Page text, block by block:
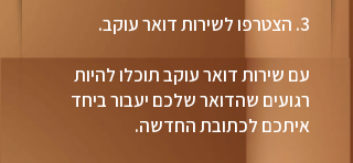
3. הצטרפו לשירות דואר עוקב.
עם שירות דואר עוקב תוכלו להיות
רגועים שהדואר שלכם יעבור ביחד
איתכם לכתובת החדשה.